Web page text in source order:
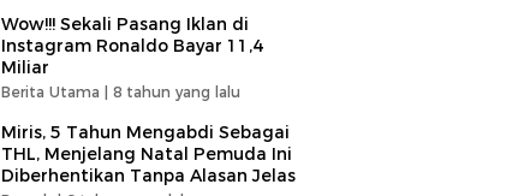
Wow!!! Sekali Pasang Iklan di
Instagram Ronaldo Bayar 11,4
Miliar
Berita Utama | 8 tahun yang lalu
Miris, 5 Tahun Mengabdi Sebagai
THL, Menjelang Natal Pemuda Ini
Diberhentikan Tanpa Alasan Jelas